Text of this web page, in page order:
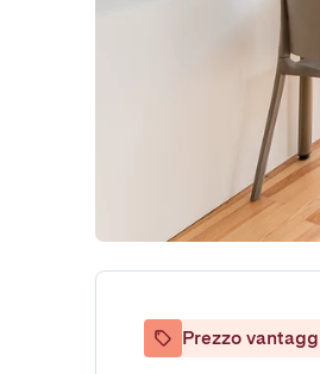
Prezzo